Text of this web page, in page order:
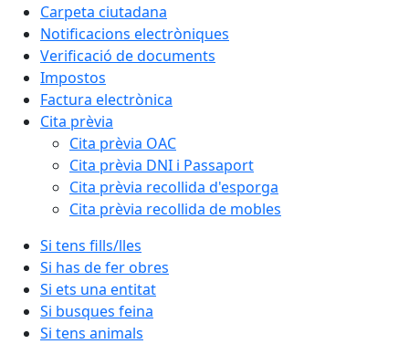
Carpeta ciutadana
Notificacions electròniques
Verificació de documents
Impostos
Factura electrònica
Cita prèvia
Cita prèvia OAC
Cita prèvia DNI i Passaport
Cita prèvia recollida d'esporga
Cita prèvia recollida de mobles
Si tens fills/lles
Si has de fer obres
Si ets una entitat
Si busques feina
Si tens animals